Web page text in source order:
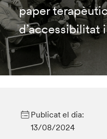
paper
d’accessibilitat
Publicat el dia:
13/08/2024